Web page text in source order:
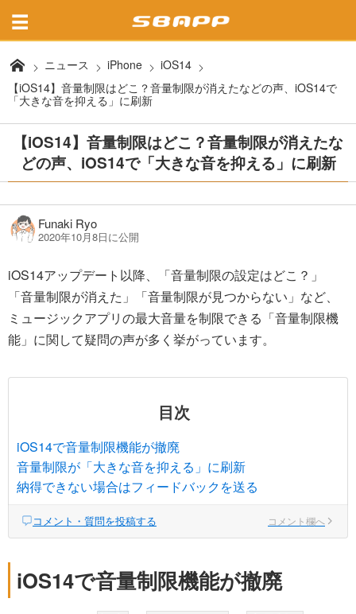
ニュース iPhone
iOS14
【iOS14】音量制限はどこ？音量制限が消えたなどの声、iOS14で
「大きな音を抑える」に刷新
【iOS14】音量制限はどこ？音量制限が消えたな
どの声、iOS14で「大きな音を抑える」に刷新
Funaki Ryo
2020年10月8日に公開
iOS14アップデート以降、「音量制限の設定はどこ？」
「音量制限が消えた」「音量制限が見つからない」など、
ミュージックアプリの最大音量を制限できる「音量制限機
能」に関して疑問の声が多く挙がっています。
目次
iOS14で音量制限機能が撤廃
音量制限が「大きな音を抑える」に刷新
納得できない場合はフィードバックを送る
コメント・質問を投稿する コメント欄へ
iOS14で音量制限機能が撤廃